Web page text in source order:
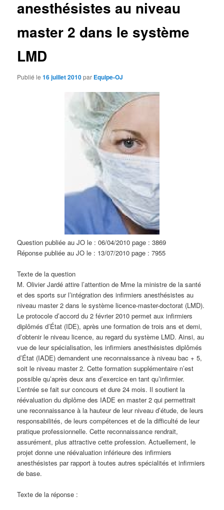
e
a
e
anesthésistes au niveau
master 2 dans le système
LMD
Publié le16 juillet 2010par Equipe-OJ
Question publiée au JO le : 06/04/2010 page : 3869
Réponse publiée au JO le : 13/07/2010 page : 7955
Texte de la question
M. Olivier Jardé attire l’attention de Mme la ministre de la santé
et des sports sur l’intégration des infirmiers anesthésistes au
niveau master 2 dans le système licence-master-doctorat (LMD).
Le protocole d’accord du 2 février 2010 permet aux infirmiers
diplômés d’État (IDE), après une formation de trois ans et demi,
d’obtenir le niveau licence, au regard du système LMD. Ainsi, au
vue de leur spécialisation, les infirmiers anesthésistes diplômés
d’État (IADE) demandent une reconnaissance à niveau bac + 5,
soit le niveau master 2. Cette formation supplémentaire n’est
possible qu’après deux ans d’exercice en tant qu’infirmier.
L’entrée se fait sur concours et dure 24 mois. Il soutient la
réévaluation du diplôme des IADE en master 2 qui permettrait
une reconnaissance à la hauteur de leur niveau d’étude, de leurs
responsabilités, de leurs compétences et de la difficulté de leur
pratique professionnelle. Cette reconnaissance rendrait,
assurément, plus attractive cette profession. Actuellement, le
projet donne une réévaluation inférieure des infirmiers
anesthésistes par rapport à toutes autres spécialités et infirmiers
de base.
Texte de la réponse :